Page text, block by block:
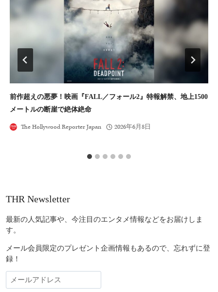
前作超えの悪夢！映画『FALL／フォール2』特報解禁、地上1500
メートルの断崖で絶体絶命
The Hollywood Reporter Japan 2026年6月8日
THR Newsletter
最新の人気記事や、今注目のエンタメ情報などをお届けしま
す。
メール会員限定のプレゼント企画情報もあるので、忘れずに登
録！